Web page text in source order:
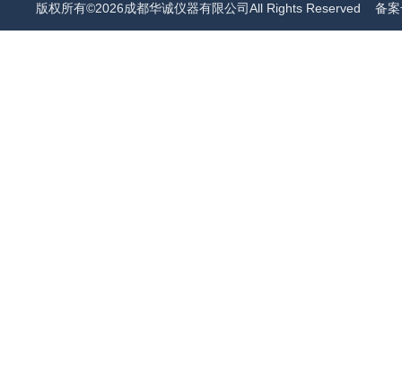
版权所有©2026成都华诚仪器有限公司All Rights Reserved 备